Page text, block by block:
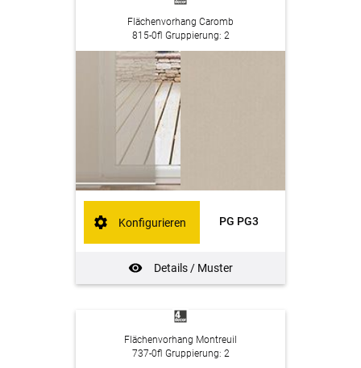
Flächenvorhang Caromb
815-0fl Gruppierung: 2
PG PG3
Details / Muster
Konfigurieren
Flächenvorhang Montreuil
737-0fl Gruppierung: 2